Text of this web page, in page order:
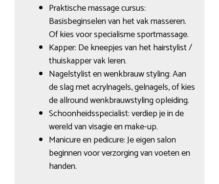
Praktische massage cursus:
Basisbeginselen van het vak masseren.
Of kies voor specialisme sportmassage.
Kapper: De kneepjes van het hairstylist /
thuiskapper vak leren.
Nagelstylist en wenkbrauw styling: Aan
de slag met acrylnagels, gelnagels, of kies
de allround wenkbrauwstyling opleiding.
Schoonheidsspecialist: verdiep je in de
wereld van visagie en make-up.
Manicure en pedicure: Je eigen salon
beginnen voor verzorging van voeten en
handen.